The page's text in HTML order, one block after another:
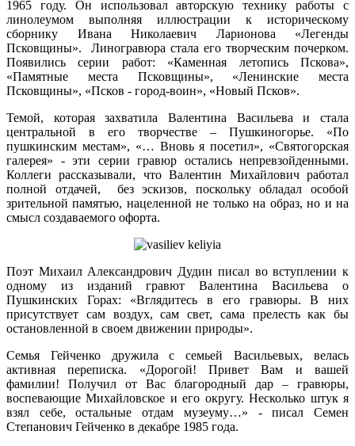
1965 году. Он использовал авторскую технику работы с
линолеумом выполняя иллюстрации к историческому
сборнику Ивана Николаевич Ларионова «Легенды
Псковщины». Линогравюра стала его творческим почерком.
Появились серии работ: «Каменная летопись Пскова»,
«Памятные места Псковщины», «Ленинские места
Псковщины», «Псков - город-воин», «Новый Псков».
Темой, которая захватила Валентина Васильева и стала
центральной в его творчестве – Пушкиногорье. «По
пушкинским местам», «… Вновь я посетил», «Святогорская
галерея» - эти серии гравюр остались непревзойденными.
Коллеги рассказывали, что Валентин Михайлович работал
полной отдачей, без эскизов, поскольку обладал особой
зрительной памятью, нацеленной не только на образ, но и на
смысл создаваемого офорта.
Поэт Михаил Александрович Дудин писал во вступлении к
одному из изданий гравют Валентина Васильева о
Пушкинских Горах: «Вглядитесь в его гравюры. В них
присутствует сам воздух, сам свет, сама прелесть как бы
остановленной в своем движении природы».
Семья Гейченко дружила с семьей Васильевых, велась
активная переписка. «Дорогой! Привет Вам и вашей
фамилии! Получил от Вас благородный дар – гравюры,
воспевающие Михайловское и его округу. Несколько штук я
взял себе, остальные отдам музеуму…» - писал Семен
Степанович Гейченко в декабре 1985 года.